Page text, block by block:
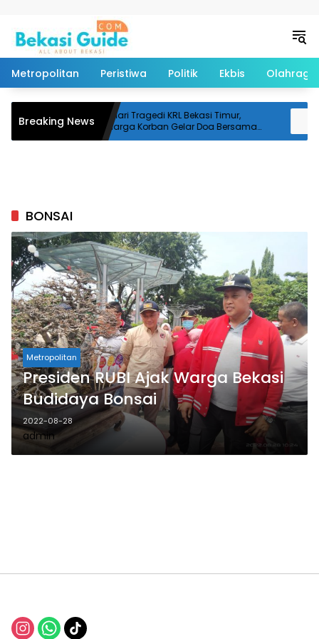
Metropolitan Peristiwa Politik Ekbis Olahraga
Breaking News100 Hari Tragedi KRL Bekasi Timur,
Keluarga Korban Gelar Doa Bersama
dan Tabur Bunga
BONSAI
Metropolitan
Presiden RUBI Ajak Warga Bekasi
Budidaya Bonsai
2022-08-28
admin